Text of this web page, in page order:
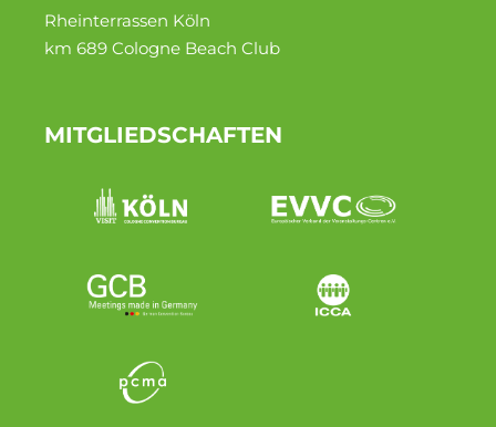
Rheinter­rassen Köln
km 689 Cologne Beach Club
MITGLIEDSCHAFTEN